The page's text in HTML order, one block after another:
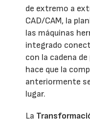
de extremo a
CAD/CAM, la
las máquinas
integrado
con la cadena
hace que la
anteriormente
lugar.
La